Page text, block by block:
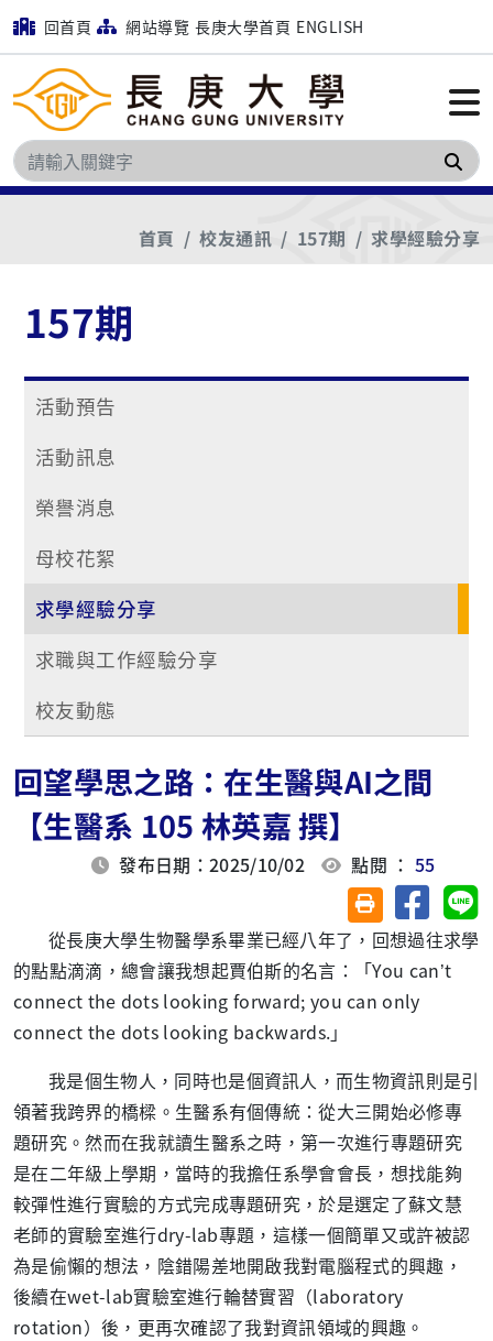
回首頁 網站導覽 長庚大學首頁 ENGLISH
搜
首頁 校友通訊 157期 求學經驗分享
157期
活動預告
活動訊息
榮譽消息
母校花絮
求學經驗分享
求職與工作經驗分享
校友動態
回望學思之路：在生醫與AI之間
【生醫系 105 林英嘉 撰】
發布日期：2025/10/02 點閱 ：55
友善列印(另開視
分享至
從長庚大學生物醫學系畢業已經八年了，回想過往求學
的點點滴滴，總會讓我想起賈伯斯的名言：「You can’t
connect the dots looking forward; you can only
connect the dots looking backwards.」
我是個生物人，同時也是個資訊人，而生物資訊則是引
領著我跨界的橋樑。生醫系有個傳統：從大三開始必修專
題研究。然而在我就讀生醫系之時，第一次進行專題研究
是在二年級上學期，當時的我擔任系學會會長，想找能夠
較彈性進行實驗的方式完成專題研究，於是選定了蘇文慧
老師的實驗室進行dry-lab專題，這樣一個簡單又或許被認
為是偷懶的想法，陰錯陽差地開啟我對電腦程式的興趣，
後續在wet-lab實驗室進行輪替實習（laboratory
rotation）後，更再次確認了我對資訊領域的興趣。